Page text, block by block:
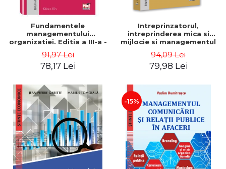
Fundamentele
managementului
organizatiei. Editia a III-a -
91,97 Lei
78,17 Lei
Intreprinzatorul,
intreprinderea mica si
mijlocie si managementul
Nicolescu, Ciprian
Nicolescu
94,09 Lei
79,98 Lei
-15%